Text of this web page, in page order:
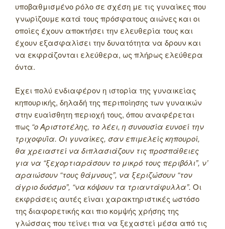
υποβαθμισμένο ρόλο σε σχέση με τις γυναίκες που
γνωρίζουμε κατά τους πρόσφατους αιώνες και οι
οποίες έχουν αποκτήσει την ελευθερία τους και
έχουν εξασφαλίσει την δυνατότητα να δρουν και
να εκφράζονται ελεύθερα, ως πλήρως ελεύθερα
όντα.
Έχει πολύ ενδιαφέρον η ιστορία της γυναικείας
κηπουρικής, δηλαδή της περιποίησης των γυναικών
στην ευαίσθητη περιοχή τους, όπου αναφέρεται
πως “ο Αριστοτέλης, το λέει, η συνουσία ευνοεί την
τριχοφυΐα. Οι γυναίκες, σαν επιμελείς κηπουροί,
θα χρειαστεί να διπλασιάζουν τις προσπάθειες
για να “ξεχορτιαράσουν το μικρό τους περιβόλι”, ν’
αραιώσουν “τους θάμνους”, να ξεριζώσουν “τον
άγριο δυόσμο”, “να κόψουν τα τριαντάφυλλα”. Οι
εκφράσεις αυτές είναι χαρακτηριστικές ωστόσο
της διαφορετικής και πιο κομψής χρήσης της
γλώσσας που τείνει πια να ξεχαστεί μέσα από τις